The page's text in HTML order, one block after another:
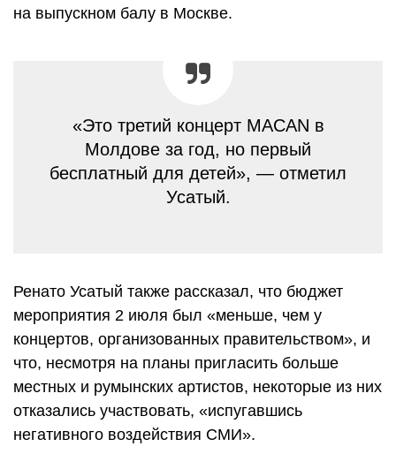
на выпускном балу в Москве.
«Это третий концерт MACAN в
Молдове за год, но первый
бесплатный для детей», — отметил
Усатый.
Ренато Усатый также рассказал, что бюджет
мероприятия 2 июля был «меньше, чем у
концертов, организованных правительством», и
что, несмотря на планы пригласить больше
местных и румынских артистов, некоторые из них
отказались участвовать, «испугавшись
негативного воздействия СМИ».